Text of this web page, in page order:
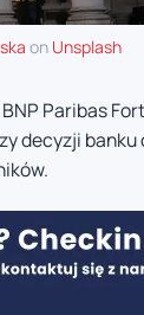
on Unsplash
Paribas
decyzji banku